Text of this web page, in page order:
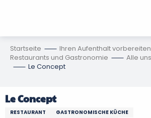
Startseite
Ihren Aufenthalt vorbereiten
Restaurants und Gastronomie
Alle
Le Concept
Le Concept
RESTAURANT
GASTRONOMISCHE KÜCHE